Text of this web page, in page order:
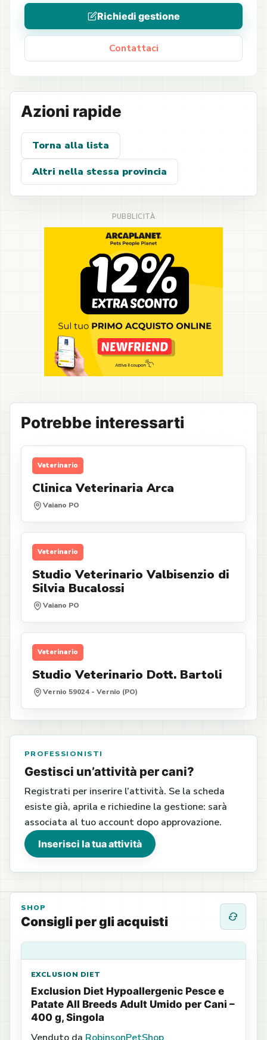
Richiedi gestione
Contattaci
Azioni rapide
Torna alla lista
Altri nella stessa provincia
Potrebbe interessarti
Veterinario
Clinica Veterinaria Arca
Vaiano PO
Veterinario
Studio Veterinario Valbisenzio di
Silvia Bucalossi
Vaiano PO
Veterinario
Studio Veterinario Dott. Bartoli
Vernio 59024 - Vernio (PO)
PROFESSIONISTI
Gestisci un’attività per cani?
Registrati per inserire l’attività. Se la scheda
esiste già, aprila e richiedine la gestione: sarà
associata al tuo account dopo approvazione.
Inserisci la tua attività
SHOP
Consigli per gli acquisti
EXCLUSION DIET
Exclusion Diet Hypoallergenic Pesce e
Patate All Breeds Adult Umido per Cani –
400 g, Singola